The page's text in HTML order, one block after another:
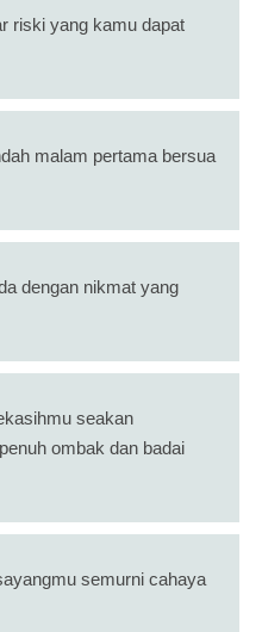
riski yang kamu dapat
malam pertama bersua
dengan nikmat yang
seakan
ombak dan badai
semurni cahaya